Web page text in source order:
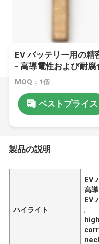
EV バッテリー用の精
- 高導電性および耐腐
MOQ：1個
ベストプライス
製品の説明
ハイライト:
EV
高
EV
,